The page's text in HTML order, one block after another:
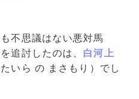
不思議はない悪対馬
追討したのは、 白河上
たいら の まさもり）でし